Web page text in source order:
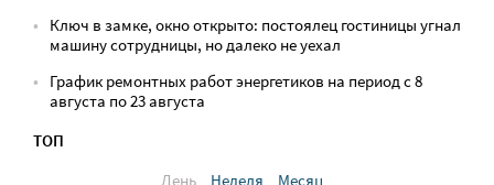
Ключ в замке, окно открыто: постоялец гостиницы угнал
машину сотрудницы, но далеко не уехал
График ремонтных работ энергетиков на период с 8
августа по 23 августа
ТОП
День
Неделя Месяц